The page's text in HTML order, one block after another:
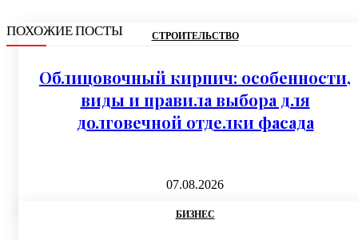
ПОХОЖИЕ ПОСТЫ СТРОИТЕЛЬСТВО
Облицовочный кирпич: особенности,
виды и правила выбора для
долговечной отделки фасада
07.08.2026
БИЗНЕС